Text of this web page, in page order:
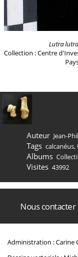
Lutra lutra
Collection : Centre
Auteur Jean-
Tags calcanéus,
Albums
Visites 43992
Nous contacter
Administration : Carine